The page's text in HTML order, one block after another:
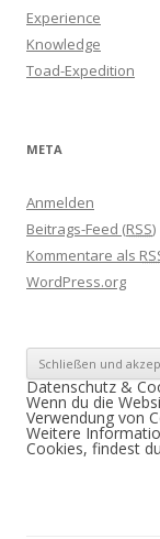
Experience
Knowledge
Toad-Expedition
META
Anmelden
Beitrags-Feed (RSS)
Kommentare als
WordPress.org
Datenschutz &
Wenn du die
Verwendung von
Weitere
Cookies, findest